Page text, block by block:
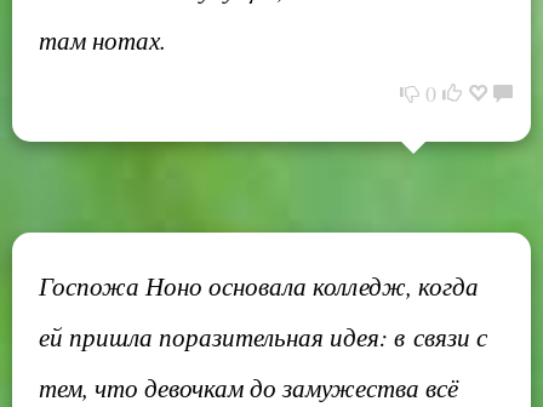
там нотах.
0
Госпожа Ноно основала колледж, когда
ей пришла поразительная идея: в связи с
тем, что девочкам до замужества всё